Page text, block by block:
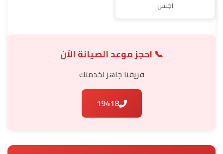
اجنس
📞 احجز موعد الصيانة الآن
فريقنا جاهز لخدمتك
19418